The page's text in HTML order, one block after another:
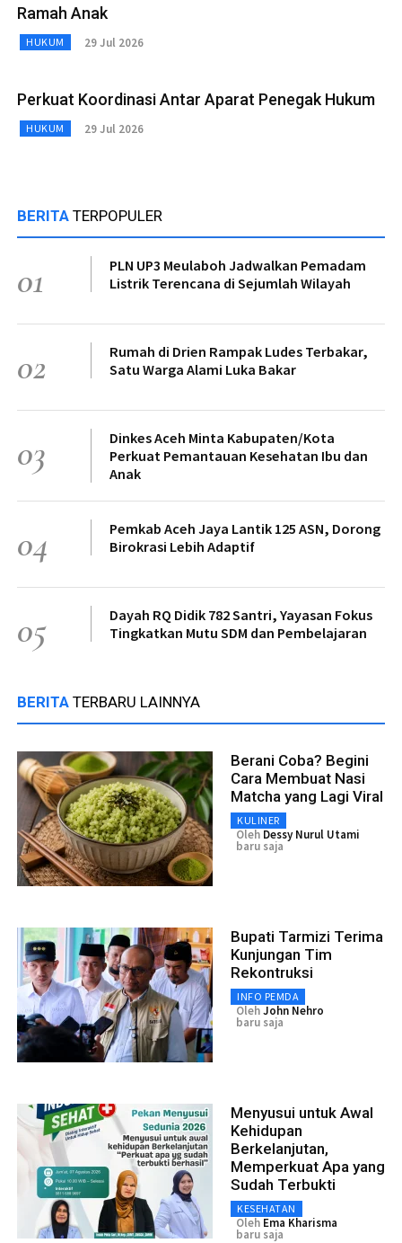
Ramah Anak
HUKUM 29 Jul 2026
Perkuat Koordinasi Antar Aparat Penegak Hukum
HUKUM 29 Jul 2026
BERITA TERPOPULER
01
PLN UP3 Meulaboh Jadwalkan Pemadam
Listrik Terencana di Sejumlah Wilayah
02
Rumah di Drien Rampak Ludes Terbakar,
Satu Warga Alami Luka Bakar
03
Dinkes Aceh Minta Kabupaten/Kota
Perkuat Pemantauan Kesehatan Ibu dan
Anak
04
Pemkab Aceh Jaya Lantik 125 ASN, Dorong
Birokrasi Lebih Adaptif
05
Dayah RQ Didik 782 Santri, Yayasan Fokus
Tingkatkan Mutu SDM dan Pembelajaran
BERITA TERBARU LAINNYA
Berani Coba? Begini
Cara Membuat Nasi
Matcha yang Lagi Viral
KULINER
Oleh Dessy Nurul Utami
baru saja
Bupati Tarmizi Terima
Kunjungan Tim
Rekontruksi
INFO PEMDA
OlehJohn Nehro
baru saja
Menyusui untuk Awal
Kehidupan
Berkelanjutan,
Memperkuat Apa yang
Sudah Terbukti
KESEHATAN
Oleh Ema Kharisma
baru saja